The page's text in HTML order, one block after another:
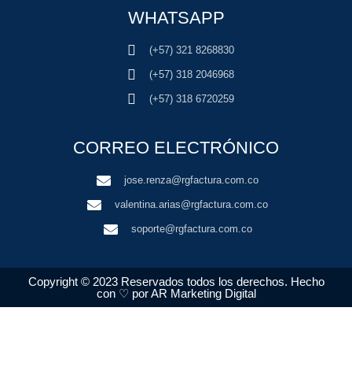
WHATSAPP
(+57) 321 8268830
(+57) 318 2046968
(+57) 318 6720259
CORREO ELECTRÓNICO
jose.renza@rgfactura.com.co
valentina.arias@rgfactura.com.co
soporte@rgfactura.com.co
Copyright © 2023 Reservados todos los derechos. Hecho
con ♡ por AR Marketing Digital